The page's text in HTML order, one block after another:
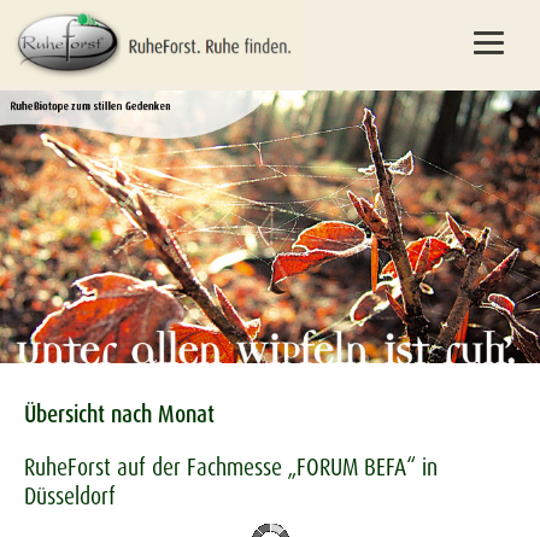
Übersicht nach Monat
RuheForst auf der Fachmesse „FORUM BEFA“ in
Düsseldorf